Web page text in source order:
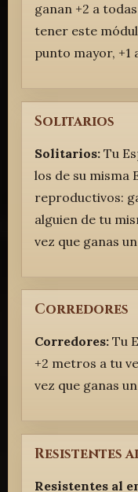
ganan +2 a
tener este
punto mayor, +1
Solitarios
Solitarios:Tu
los de su misma
reproductivos:
alguien de tu
vez que ganas
Corredores
Corredores:Tu
+2 metros a tu
vez que ganas
Resistentes
Resistentes al